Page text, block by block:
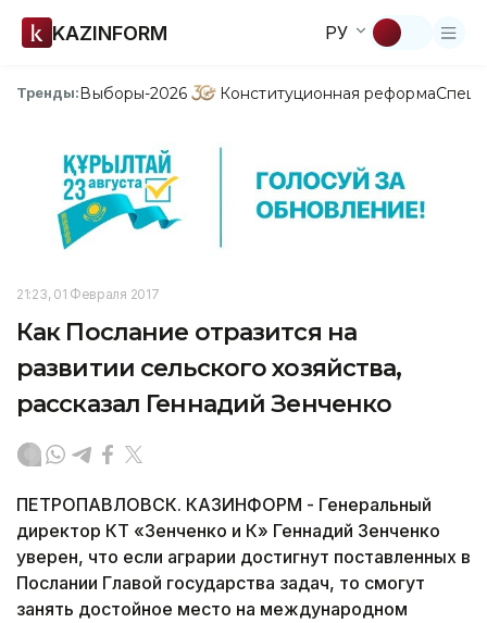
KAZINFORM РУ
Тренды:Выборы-2026 Конституционная реформа
21:23, 01 Февраля 2017
Как Послание отразится на
развитии сельского хозяйства,
рассказал Геннадий Зенченко
ПЕТРОПАВЛОВСК. КАЗИНФОРМ - Генеральный
директор КТ «Зенченко и К» Геннадий Зенченко
уверен, что если аграрии достигнут поставленных в
Послании Главой государства задач, то смогут
занять достойное место на международном